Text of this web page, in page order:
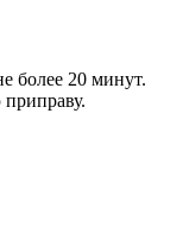
более 20 минут.